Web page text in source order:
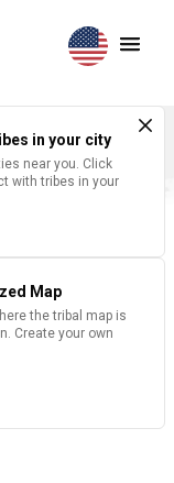
in your city
near you. Click
with tribes in your
Map
the tribal map is
Create your own